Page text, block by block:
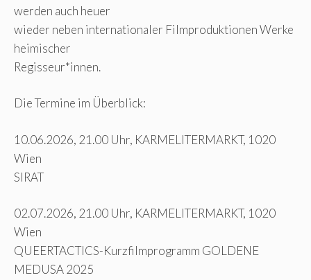
werden auch heuer
wieder neben internationaler Filmproduktionen Werke
heimischer
Regisseur*innen.
Die Termine im Überblick:
10.06.2026, 21.00 Uhr, KARMELITERMARKT, 1020
Wien
SIRAT
02.07.2026, 21.00 Uhr, KARMELITERMARKT, 1020
Wien
QUEERTACTICS-Kurzfilmprogramm GOLDENE
MEDUSA 2025